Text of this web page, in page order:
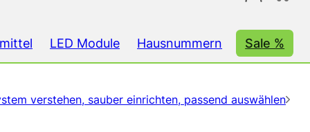
LED Module Hausnummern Sale %
verstehen, sauber einrichten, passend auswählen